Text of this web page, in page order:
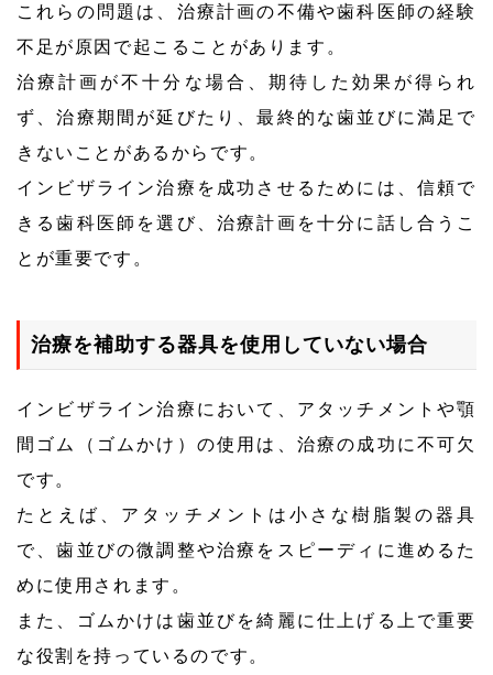
これらの問題は、治療計画の不備や歯科医師の経験
不足が原因で起こることがあります。
治療計画が不十分な場合、期待した効果が得られ
ず、治療期間が延びたり、最終的な歯並びに満足で
きないことがあるからです。
インビザライン治療を成功させるためには、信頼で
きる歯科医師を選び、治療計画を十分に話し合うこ
とが重要です。
治療を補助する器具を使用していない場合
インビザライン治療において、アタッチメントや顎
間ゴム（ゴムかけ）の使用は、治療の成功に不可欠
です。
たとえば、アタッチメントは小さな樹脂製の器具
で、歯並びの微調整や治療をスピーディに進めるた
めに使用されます。
また、ゴムかけは歯並びを綺麗に仕上げる上で重要
な役割を持っているのです。